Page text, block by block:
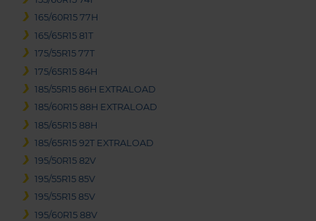
165/60R15 77H
165/65R15 81T
175/55R15 77T
175/65R15 84H
185/55R15 86H EXTRALOAD
185/60R15 88H EXTRALOAD
185/65R15 88H
185/65R15 92T EXTRALOAD
195/50R15 82V
195/55R15 85V
195/55R15 85V
195/60R15 88V